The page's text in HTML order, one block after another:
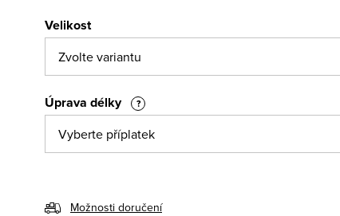
Velikost
Úprava délky ?
Možnosti doručení